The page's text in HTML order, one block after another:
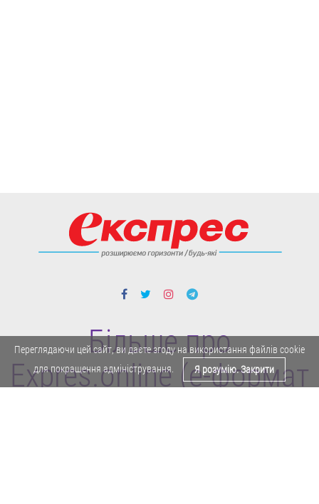
Більше про
Expres.online (e-формат
Переглядаючи цей сайт, ви даєте згоду на використання файлів cookie
для покращення адміністрування.
Я розумію. Закрити